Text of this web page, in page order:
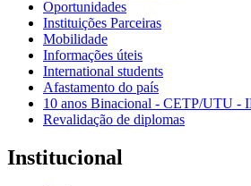
Oportunidades
Instituições Parceiras
Mobilidade
Informações úteis
International students
Afastamento do país
10 anos Binacional - CETP/UTU -
Revalidação de diplomas
Institucional